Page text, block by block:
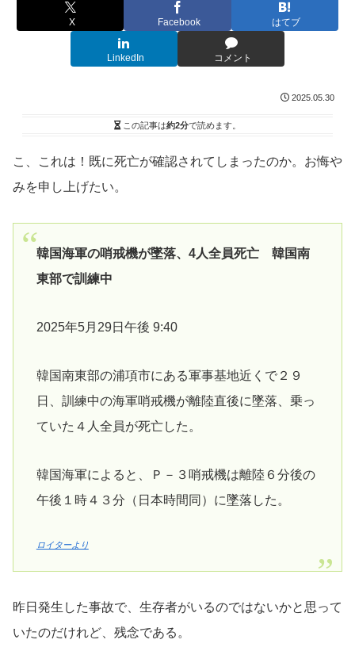
X Facebook はてブ
LinkedIn コメント
2025.05.30
この記事は約2分で読めます。
こ、これは！既に死亡が確認されてしまったのか。お悔や
みを申し上げたい。
韓国海軍の哨戒機が墜落、4人全員死亡 韓国南
東部で訓練中
2025年5月29日午後 9:40
韓国南東部の浦項市にある軍事基地近くで２９
日、訓練中の海軍哨戒機が離陸直後に墜落、乗っ
ていた４人全員が死亡した。
韓国海軍によると、Ｐ－３哨戒機は離陸６分後の
午後１時４３分（日本時間同）に墜落した。
ロイターより
昨日発生した事故で、生存者がいるのではないかと思って
いたのだけれど、残念である。